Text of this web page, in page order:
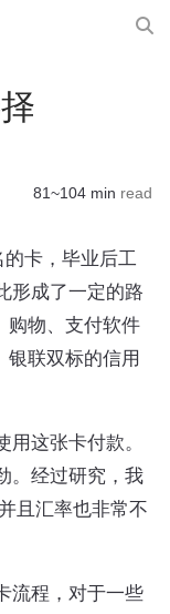
81~104 min read
卡，毕业后工
形成了一定的路
购物、支付软件
联双标的信用
这张卡付款。
。经过研究，我
且汇率也非常不
流程，对于一些